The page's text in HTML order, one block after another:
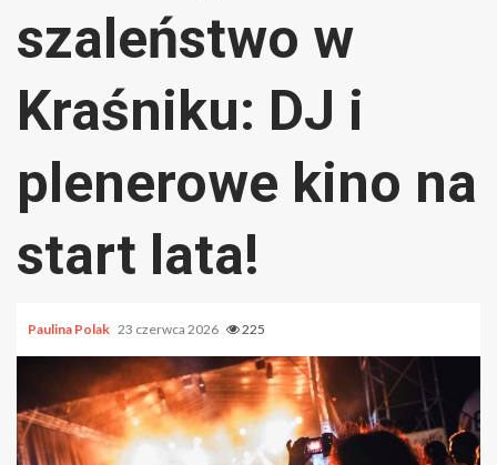
szaleństwo w
Kraśniku: DJ i
plenerowe kino na
start lata!
Paulina Polak 23 czerwca 2026 225